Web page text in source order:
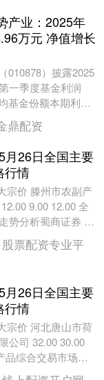
产业：2025年
万元 净值增长
010878）披露2025
一季度基金利润
基金份额本期利润
基金净值增....
鼎配资
月26日全国主要
行情
宗价 滕州市农副产
9.00 12.00 全
势分析蜀商证券 从
价格....
股票配资专业平
月26日全国主要
行情
宗价 河北唐山市荷
公司 32.00 30.00
品综合交易市场有